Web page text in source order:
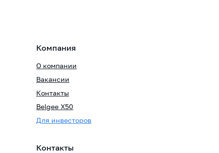
Компания
О компании
Вакансии
Контакты
Для инвесторов
Контакты
Belgee X50